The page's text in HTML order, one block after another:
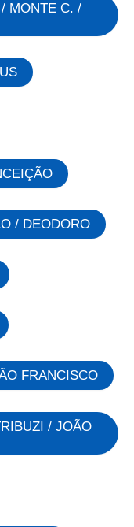
MONTE C. /
/ DEODORO
FRANCISCO
/ JOÃO